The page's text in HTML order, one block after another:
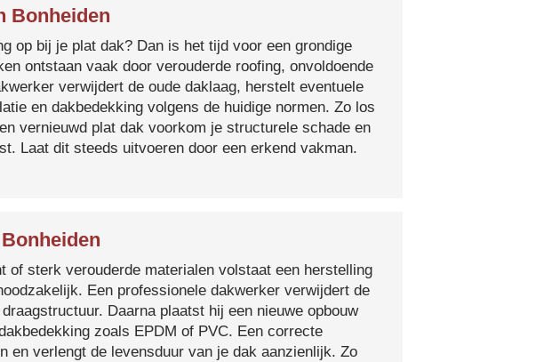
Bonheiden
op bij je plat dak? Dan is het tijd voor een grondige
ontstaan vaak door verouderde roofing, onvoldoende
verwijdert de oude daklaag, herstelt eventuele
en dakbedekking volgens de huidige normen. Zo los
vernieuwd plat dak voorkom je structurele schade en
Laat dit steeds uitvoeren door een erkend vakman.
of sterk verouderde materialen volstaat een herstelling
Een professionele dakwerker verwijdert de
Daarna plaatst hij een nieuwe opbouw
zoals EPDM of PVC. Een correcte
en verlengt de levensduur van je dak aanzienlijk. Zo